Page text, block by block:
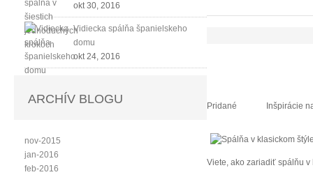
okt 30, 2016
Vidiecka spálňa španielskeho
domu
okt 24, 2016
ARCHÍV BLOGU
nov-2015
jan-2016
feb-2016
Pridané Inšpirácie
Viete, ako zariadiť spálňu